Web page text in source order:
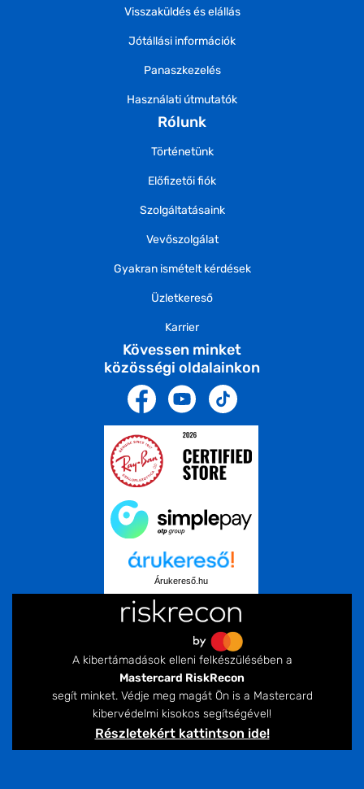
Visszaküldés és elállás
Jótállási információk
Panaszkezelés
Használati útmutatók
Rólunk
Történetünk
Előfizetői fiók
Szolgáltatásaink
Vevőszolgálat
Gyakran ismételt kérdések
Üzletkereső
Karrier
Kövessen minket
közösségi oldalainkon
Árukereső.hu
A kibertámadások elleni felkészülésében a
Mastercard RiskRecon
segít minket. Védje meg magát Ön is a Mastercard
kibervédelmi kisokos segítségével!
Részletekért kattintson ide!